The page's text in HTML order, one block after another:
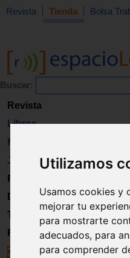
Utilizamos
Usamos cookies y
mejorar tu
para mostrarte
adecuados, para
para comprender
Revista Tienda Bolsa
Buscar:
Revista
Libros
Material
Juguetes
Formación
Directorio
Trabajo
Registro